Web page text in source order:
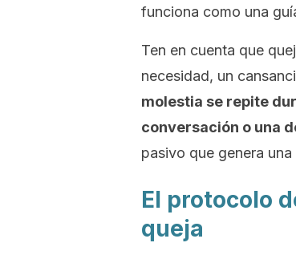
funciona como una
Ten en cuenta que
necesidad, un
molestia se repite
conversación o una
pasivo que genera
El protocolo
queja